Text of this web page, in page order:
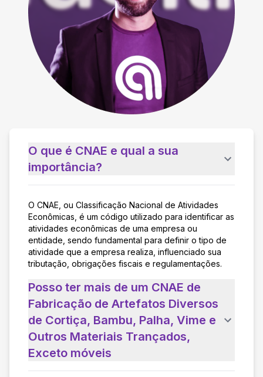
O que é CNAE e qual a sua
importância?
O CNAE, ou Classificação Nacional de Atividades
Econômicas, é um código utilizado para identificar as
atividades econômicas de uma empresa ou
entidade, sendo fundamental para definir o tipo de
atividade que a empresa realiza, influenciado sua
tributação, obrigações fiscais e regulamentações.
Posso ter mais de um CNAE de
Fabricação de Artefatos Diversos
de Cortiça, Bambu, Palha, Vime e
Outros Materiais Trançados,
Exceto móveis